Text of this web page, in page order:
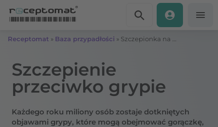
Receptomat » Baza przypadłości »
Szczepienie
przeciwko grypie
Każdego roku miliony osób zostaje dotkniętych
objawami grypy, które mogą obejmować gorączkę,